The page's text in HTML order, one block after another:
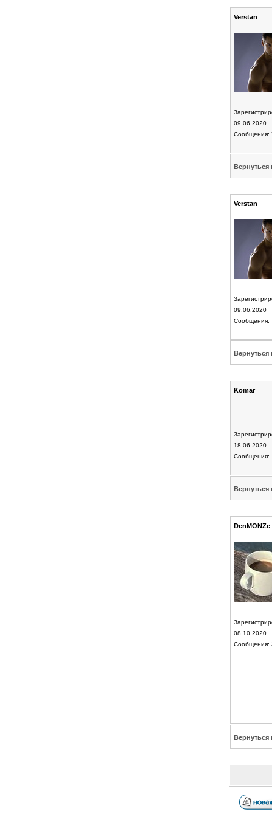
Verstan
09.06.2020
Сообщения:
Вернуться
Verstan
09.06.2020
Сообщения:
Вернуться
Komar
18.06.2020
Сообщения:
Вернуться
DenMONZc
08.10.2020
Сообщения:
Вернуться